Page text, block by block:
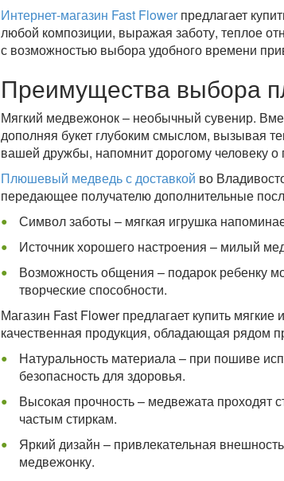
Интернет-магазин Fast Flower предлагает
любой композиции, выражая заботу, теплое
с возможностью выбора удобного времени
Преимущества выбора
Мягкий медвежонок – необычный сувенир.
дополняя букет глубоким смыслом, вызывая
вашей дружбы, напомнит дорогому человеку
Плюшевый медведь с доставкой во
передающее получателю дополнительные
Символ заботы – мягкая игрушка
Источник хорошего настроения – милый
Возможность общения – подарок ребенку
творческие способности.
Магазин Fast Flower предлагает купить
качественная продукция, обладающая рядом
Натуральность материала – при пошиве
безопасность для здоровья.
Высокая прочность – медвежата проходят
частым стиркам.
Яркий дизайн – привлекательная
медвежонку.